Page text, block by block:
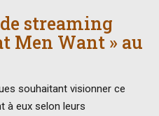
streaming
Men Want » au
souhaitant visionner ce
à eux selon leurs